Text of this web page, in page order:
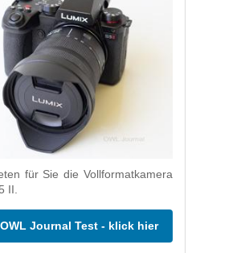
für Sie die Vollformatkamera
II.
Journal Test - klick hier